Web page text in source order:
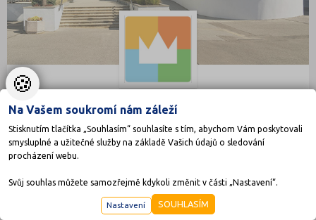
Královské gymnázium Petrovice s.r.o.
Bellova 352, 10900 Praha 10 - Petrovice
Druh školy: Střední škola
🍪
Na Vašem soukromí nám záleží
Stisknutím tlačítka „Souhlasím“ souhlasíte s tím, abychom Vám poskytovali
smysluplné a užitečné služby na základě Vašich údajů o sledování
procházení webu.
Svůj souhlas můžete samozřejmě kdykoli změnit v části „Nastavení“.
Nastavení SOUHLASÍM